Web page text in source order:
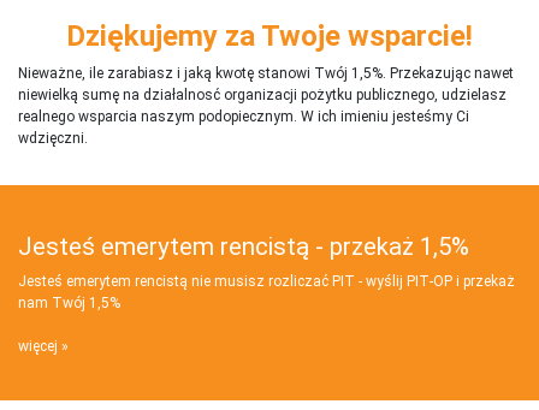
Dziękujemy za Twoje wsparcie!
Nieważne, ile zarabiasz i jaką kwotę stanowi Twój 1,5%. Przekazując nawet
niewielką sumę na działalnosć organizacji pożytku publicznego, udzielasz
realnego wsparcia naszym podopiecznym. W ich imieniu jesteśmy Ci
wdzięczni.
Jesteś emerytem rencistą - przekaż 1,5%
Jesteś emerytem rencistą nie musisz rozliczać PIT - wyślij PIT‑OP i przekaż
nam Twój 1,5%
więcej